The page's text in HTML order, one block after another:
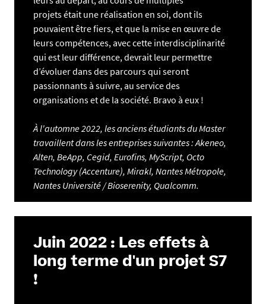
projets était une réalisation en soi, dont ils
pouvaient être fiers, et que la mise en œuvre de
leurs compétences, avec cette interdisciplinarité
qui est leur différence, devrait leur permettre
d’évoluer dans des parcours qui seront
passionnants à suivre, au service des
organisations et de la société. Bravo à eux !
À l'automne 2022, les anciens étudiants du Master
travaillent dans les entreprises suivantes : Akeneo,
Alten, BeApp, Cegid, Eurofins, MyScript, Octo
Technology (Accenture), Mirakl, Nantes Métropole,
Nantes Université / Bioserenity, Qualcomm.
Juin 2022 : Les effets à
long terme d'un projet S7
!